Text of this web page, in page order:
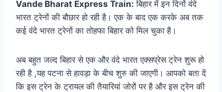
Vande Bharat Express Train: बिहार में इन दिनों वंदे
भारत ट्रेनों की बौछार हो रही है। एक के बाद एक करके अब तक
कई वंदे भारत ट्रेनों का तोहफा बिहार को मिल चुका है।
अब बहुत जल्द बिहार से एक और वंदे भारत एक्सप्रेस ट्रेन शुरू हो
रही है ,यह पटना से हावड़ा के बीच शुरु की जाएगी। आपको बता दें
कि इस ट्रेन के ट्रायल की तैयारियां जोरों पर है और इस ट्रेन की